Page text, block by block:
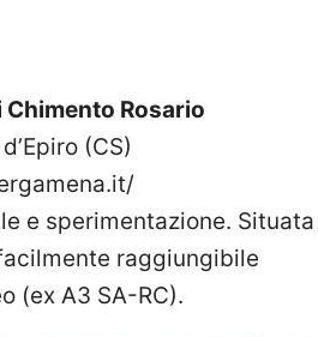
Chimento Rosario
(CS)
e sperimentazione. Situata
raggiungibile
(ex A3 SA-RC).